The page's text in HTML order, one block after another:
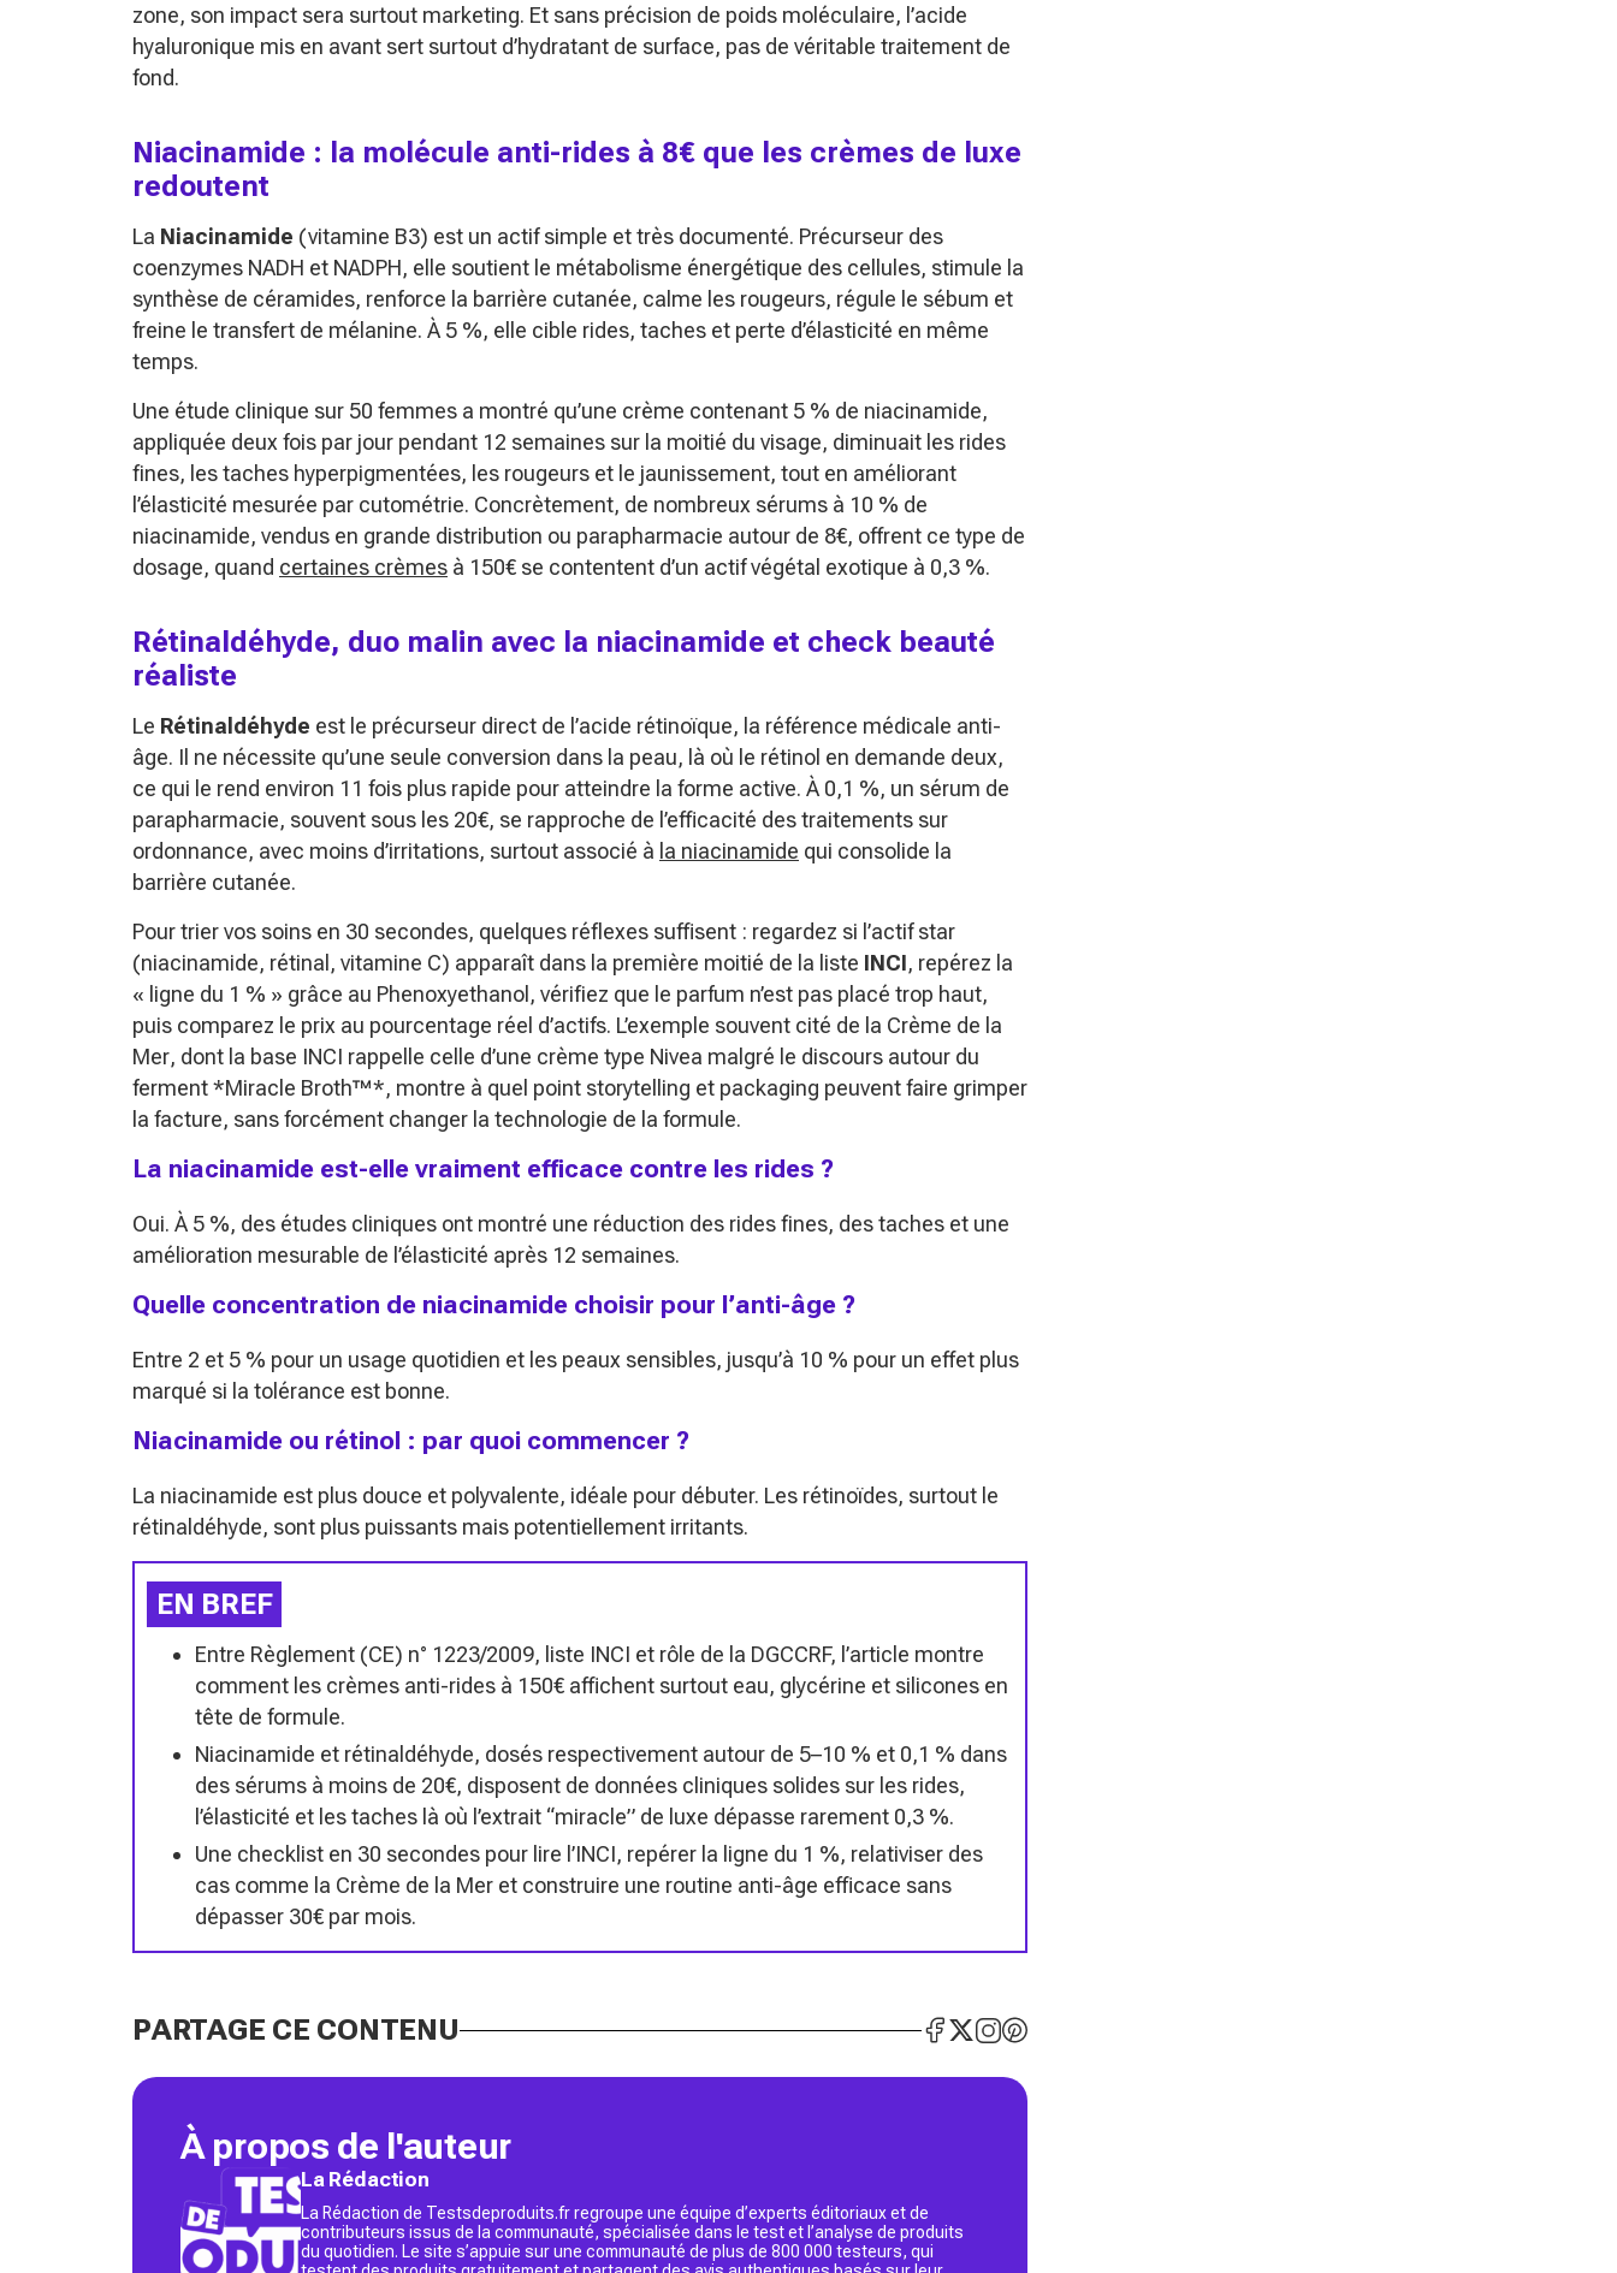
zone, son impact sera surtout marketing. Et sans précision de poids moléculaire, l’acide
hyaluronique mis en avant sert surtout d’hydratant de surface, pas de véritable traitement de
fond.
Niacinamide : la molécule anti-rides à 8€ que les crèmes de luxe
redoutent
La Niacinamide (vitamine B3) est un actif simple et très documenté. Précurseur des
coenzymes NADH et NADPH, elle soutient le métabolisme énergétique des cellules, stimule la
synthèse de céramides, renforce la barrière cutanée, calme les rougeurs, régule le sébum et
freine le transfert de mélanine. À 5 %, elle cible rides, taches et perte d’élasticité en même
temps.
Une étude clinique sur 50 femmes a montré qu’une crème contenant 5 % de niacinamide,
appliquée deux fois par jour pendant 12 semaines sur la moitié du visage, diminuait les rides
fines, les taches hyperpigmentées, les rougeurs et le jaunissement, tout en améliorant
l’élasticité mesurée par cutométrie. Concrètement, de nombreux sérums à 10 % de
niacinamide, vendus en grande distribution ou parapharmacie autour de 8€, offrent ce type de
dosage, quand certaines crèmes à 150€ se contentent d’un actif végétal exotique à 0,3 %.
Rétinaldéhyde, duo malin avec la niacinamide et check beauté
réaliste
Le Rétinaldéhyde est le précurseur direct de l’acide rétinoïque, la référence médicale anti-
âge. Il ne nécessite qu’une seule conversion dans la peau, là où le rétinol en demande deux,
ce qui le rend environ 11 fois plus rapide pour atteindre la forme active. À 0,1 %, un sérum de
parapharmacie, souvent sous les 20€, se rapproche de l’efficacité des traitements sur
ordonnance, avec moins d’irritations, surtout associé à la niacinamide qui consolide la
barrière cutanée.
Pour trier vos soins en 30 secondes, quelques réflexes suffisent : regardez si l’actif star
(niacinamide, rétinal, vitamine C) apparaît dans la première moitié de la liste INCI, repérez la
« ligne du 1 % » grâce au Phenoxyethanol, vérifiez que le parfum n’est pas placé trop haut,
puis comparez le prix au pourcentage réel d’actifs. L’exemple souvent cité de la Crème de la
Mer, dont la base INCI rappelle celle d’une crème type Nivea malgré le discours autour du
ferment *Miracle Broth™*, montre à quel point storytelling et packaging peuvent faire grimper
la facture, sans forcément changer la technologie de la formule.
La niacinamide est-elle vraiment efficace contre les rides ?
Oui. À 5 %, des études cliniques ont montré une réduction des rides fines, des taches et une
amélioration mesurable de l’élasticité après 12 semaines.
Quelle concentration de niacinamide choisir pour l’anti-âge ?
Entre 2 et 5 % pour un usage quotidien et les peaux sensibles, jusqu’à 10 % pour un effet plus
marqué si la tolérance est bonne.
Niacinamide ou rétinol : par quoi commencer ?
La niacinamide est plus douce et polyvalente, idéale pour débuter. Les rétinoïdes, surtout le
rétinaldéhyde, sont plus puissants mais potentiellement irritants.
EN BREF
Entre Règlement (CE) n° 1223/2009, liste INCI et rôle de la DGCCRF, l’article montre
comment les crèmes anti-rides à 150€ affichent surtout eau, glycérine et silicones en
tête de formule.
Niacinamide et rétinaldéhyde, dosés respectivement autour de 5–10 % et 0,1 % dans
des sérums à moins de 20€, disposent de données cliniques solides sur les rides,
l’élasticité et les taches là où l’extrait “miracle” de luxe dépasse rarement 0,3 %.
Une checklist en 30 secondes pour lire l’INCI, repérer la ligne du 1 %, relativiser des
cas comme la Crème de la Mer et construire une routine anti-âge efficace sans
dépasser 30€ par mois.
PARTAGE CE CONTENU
À propos de l'auteur
La Rédaction
La Rédaction de Testsdeproduits.fr regroupe une équipe d’experts éditoriaux et de
contributeurs issus de la communauté, spécialisée dans le test et l’analyse de produits
du quotidien. Le site s’appuie sur une communauté de plus de 800 000 testeurs, qui